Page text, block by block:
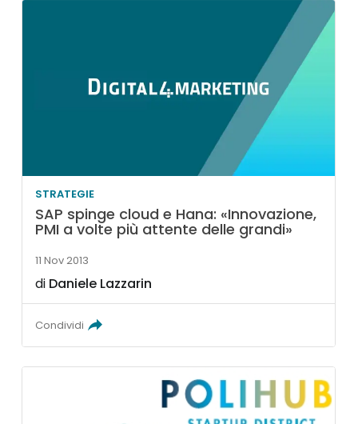
STRATEGIE
SAP spinge cloud e Hana: «Innovazione,
PMI a volte più attente delle grandi»
11 Nov 2013
di Daniele Lazzarin
Condividi